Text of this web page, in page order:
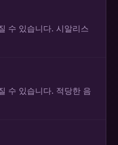
수 있습니다. 시알리스
수 있습니다. 적당한 음